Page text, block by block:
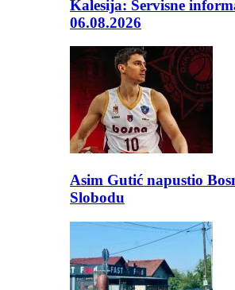
Kalesija: Servisne
06.08.2026
Asim Gutić napustio
Slobodu